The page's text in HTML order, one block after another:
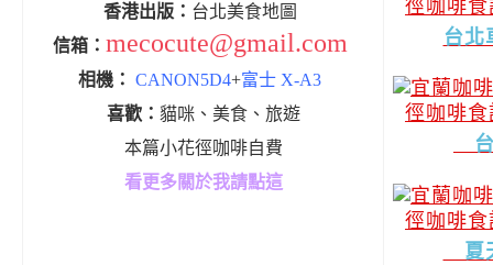
香港出版： 台北美食地圖
信箱： mecocute@gmail.com
相機： CANON5D4+富士 X-A3
喜歡： 貓咪、美食、旅遊
本篇小花徑咖啡自費
看更多關於我請點這
台北
台
夏